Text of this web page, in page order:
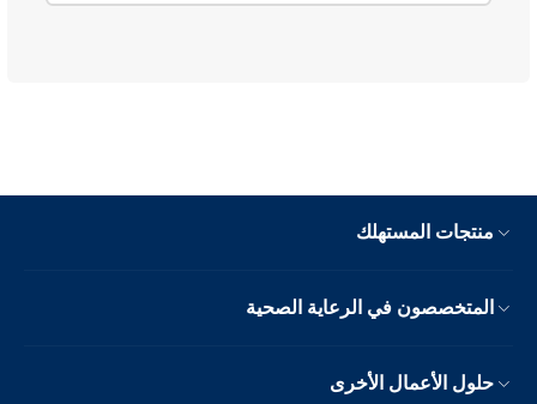
منتجات المستهلك
المتخصصون في الرعاية الصحية
حلول الأعمال الأخرى